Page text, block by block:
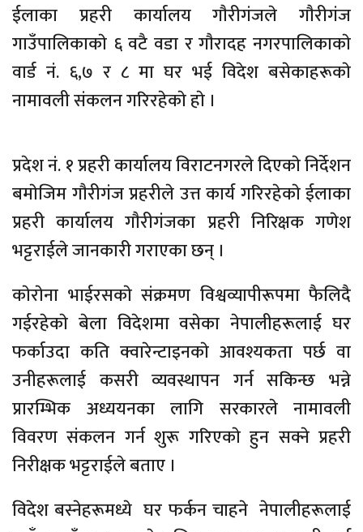
ईलाका प्रहरी कार्यालय गाैरीगंजले गाैरीगंज
गाउँपालिकाकाे ६ वटै वडा र गाैरादह नगरपालिकाकाे
वार्ड नं. ६,७ र ८ मा घर भई विदेश बसेकाहरूकाे
नामावली संकलन गरिरहेकाे हाे ।
प्रदेश नं. १ प्रहरी कार्यालय विराटनगरले दिएकाे निर्देशन
बमाेजिम गाैरीगंज प्रहरीले उत्त कार्य गरिरहेकाे ईलाका
प्रहरी कार्यालय गाैरीगंजका प्रहरी निरिक्षक गणेश
भट्टराईले जानकारी गराएका छन् ।
काेराेना भाईरसकाे संक्रमण विश्वव्यापीरूपमा फैलिदै
गईरहेकाे बेला विदेशमा वसेका नेपालीहरूलाई घर
फर्काउदा कति क्वारेन्टाइनकाे आवश्यकता पर्छ वा
उनीहरूलाई कसरी व्यवस्थापन गर्न सकिन्छ भन्ने
प्रारम्भिक अध्ययनका लागि सरकारले नामावली
विवरण संकलन गर्न शुरू गरिएकाे हुन सक्ने प्रहरी
निरीक्षक भट्टराईले बताए ।
विदेश बस्नेहरूमध्ये घर फर्कन चाहने नेपालीहरूलाई